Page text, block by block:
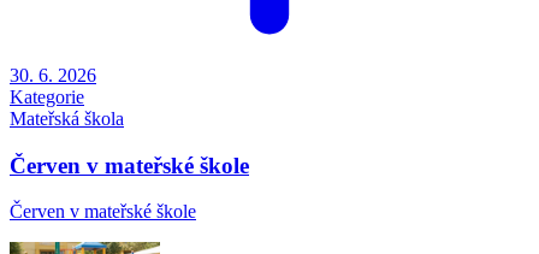
30. 6. 2026
Kategorie
Mateřská škola
Červen v mateřské škole
Červen v mateřské škole